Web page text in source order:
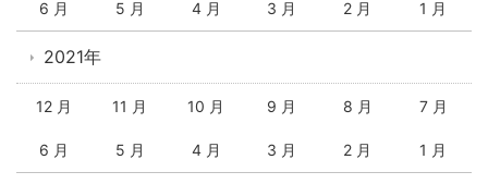
6 月 5 月 4 月 3 月 2 月 1 月
2021年
12 月 11 月 10 月 9 月 8 月 7 月
6 月 5 月 4 月 3 月 2 月 1 月